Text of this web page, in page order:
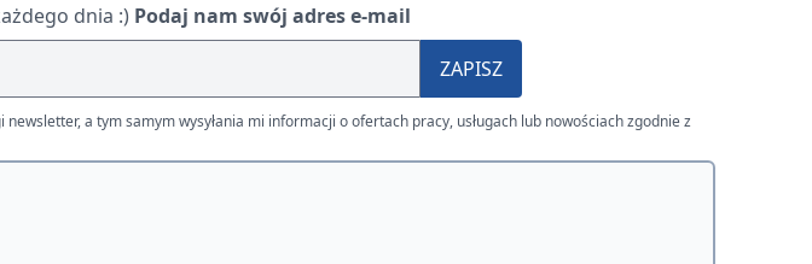
dnia :) Podaj nam swój adres e-mail
ZAPISZ
a tym samym wysyłania mi informacji o ofertach pracy, usługach lub nowościach zgodnie z